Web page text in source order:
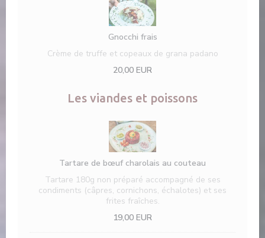
Gnocchi frais
Crème de truffe et copeaux de grana padano
20,00 EUR
Les viandes et poissons
Tartare de bœuf charolais au couteau
Tartare 180g non préparé accompagné de ses
condiments (câpres, cornichons, échalotes) et ses
frites fraîches.
19,00 EUR